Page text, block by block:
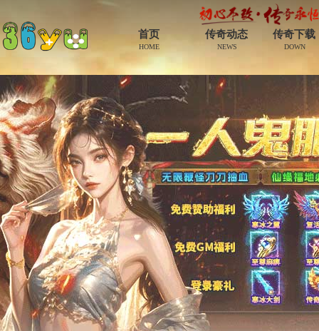
首页
HOME
传奇动态
NEWS
传奇下载
DOWN